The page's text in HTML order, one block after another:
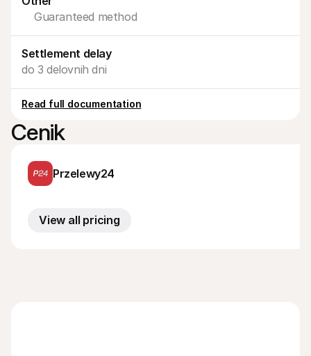
Guaranteed method
Settlement delay
do 3 delovnih dni
Read full documentation
Cenik
Przelewy24
View all pricing
Za kupce
Ugotovite, zakaj se Mollie pojavlja na vašem bančnem
Za stranke Mollie
Povežite se z našo ekipo za podporo strankam
Kontaktirajte prodajo
Odkrijte, kako lahko pomagamo vašemu podjetju